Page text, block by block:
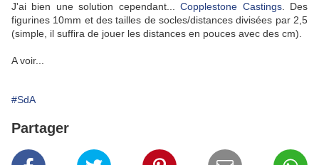
J'ai bien une solution cependant...Copplestone Castings. Des
figurines 10mm et des tailles de socles/distances divisées par 2,5
(simple, il suffira de jouer les distances en pouces avec des cm).
A voir...
#SdA
Partager